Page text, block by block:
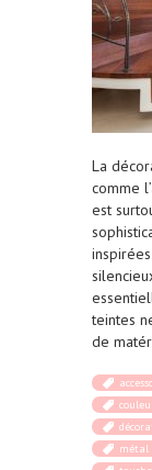
La
comme
est
teintes
de
métal